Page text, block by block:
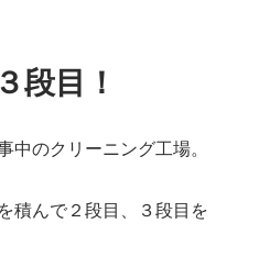
ー
段目！
中のクリーニング工場。
積んで２段目、３段目を